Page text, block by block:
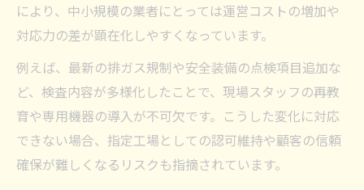
により、中小規模の業者にとっては運営コストの増加や
対応力の差が顕在化しやすくなっています。
例えば、最新の排ガス規制や安全装備の点検項目追加な
ど、検査内容が多様化したことで、現場スタッフの再教
育や専用機器の導入が不可欠です。こうした変化に対応
できない場合、指定工場としての認可維持や顧客の信頼
確保が難しくなるリスクも指摘されています。